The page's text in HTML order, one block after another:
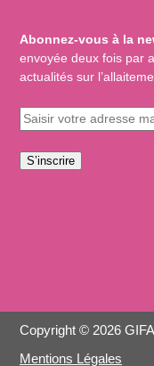
Abonnez-vous à la
envoyée deux fois par
actualités sur
S’inscrire
Copyright © 2026
Mentions Légales